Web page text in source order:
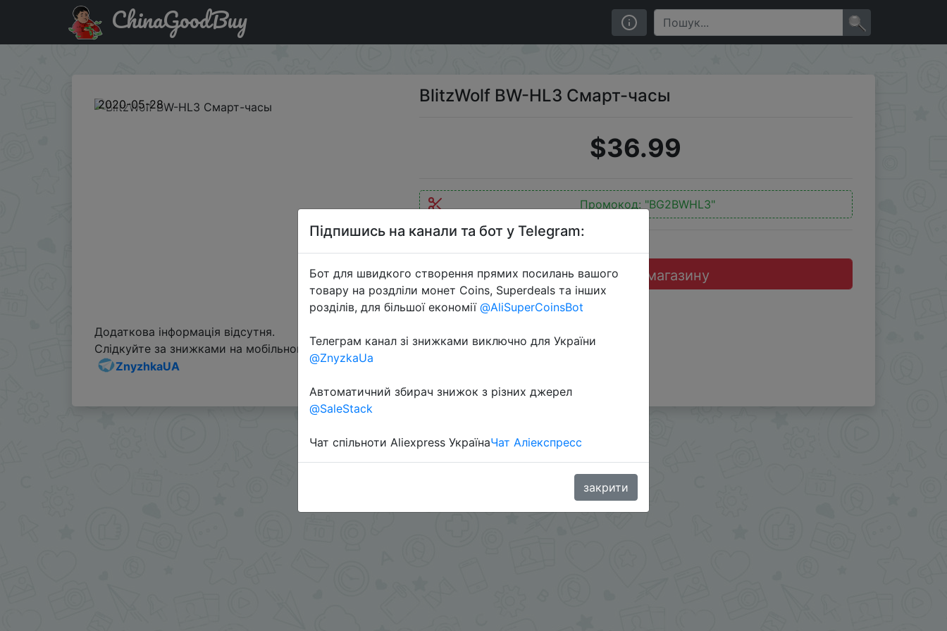
Код на знижку BG2BWHL3 BlitzWolf BW-HL3 Смарт-часы
ChinaGoodBuy
2020-05-28 BlitzWolf BW-HL3 Смарт-часы
$36.99
Промокод: "BG2BWHL3"
Перейти до магазину
Додаткова інформація відсутня.
Слідкуйте за знижками на мобільному, в телеграм каналі:
ZnyzhkaUA
Підпишись на канали та бот у Telegram:
Бот для швидкого створення прямих посилань вашого
товару на роздліли монет Coins, Superdeals та інших
розділів, для більшої економії @AliSuperCoinsBot
Телеграм канал зі знижками виключно для України
@ZnyzkaUa
Автоматичний збирач знижок з різних джерел
@SaleStack
Чат спільноти Aliexpress УкраїнаЧат Аліекспресс
закрити